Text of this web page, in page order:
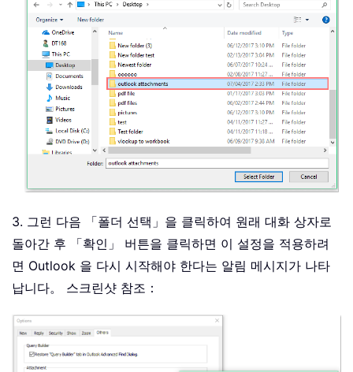
3. 그런 다음 「폴더 선택」을 클릭하여 원래 대화 상자로
돌아간 후 「확인」 버튼을 클릭하면 이 설정을 적용하려
면 Outlook 을 다시 시작해야 한다는 알림 메시지가 나타
납니다。 스크린샷 참조：